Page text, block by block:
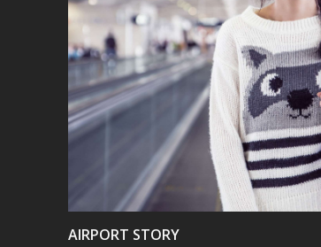
VIEW
AIRPORT STORY